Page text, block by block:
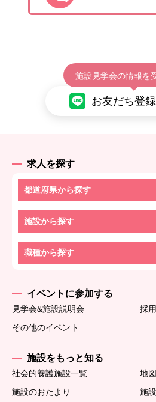
施設見学会の情報を
お友だち登
求人を探す
都道府県から探す
施設から探す
職種から探す
イベントに参加する
見学会&施設説明会
採
その他のイベント
施設をもっと知る
社会的養護施設一覧
地
施設のおたより
施